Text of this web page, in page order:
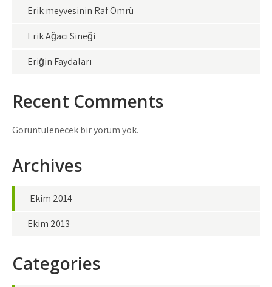
Erik meyvesinin Raf Ömrü
Erik Ağacı Sineği
Eriğin Faydaları
Recent Comments
Görüntülenecek bir yorum yok.
Archives
Ekim 2014
Ekim 2013
Categories